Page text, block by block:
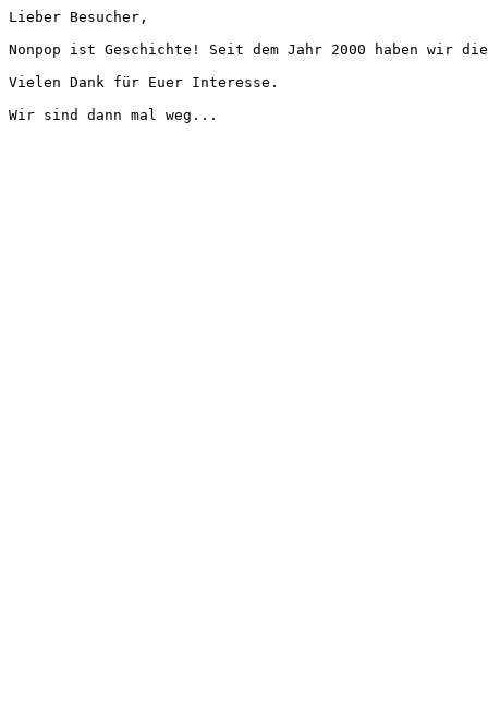
Lieber Besucher,
Nonpop ist Geschichte! Seit dem Jahr 2000 haben wir
Vielen Dank für Euer Interesse.
Wir sind dann mal weg...